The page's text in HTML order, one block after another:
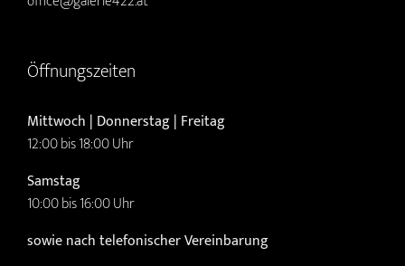
Öffnungszeiten
Mittwoch | Donnerstag | Freitag
12:00 bis 18:00 Uhr
Samstag
10:00 bis 16:00 Uhr
sowie nach telefonischer Vereinbarung